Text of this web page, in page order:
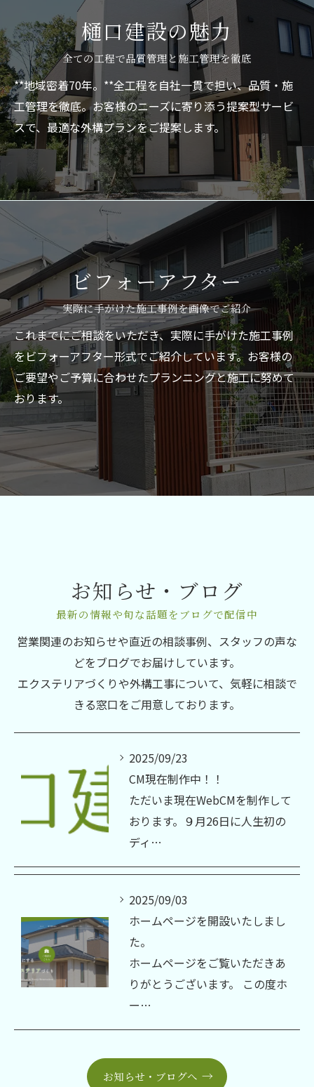
樋口建設の魅力
全ての工程で品質管理と施工管理を徹底
**地域密着70年。**全工程を自社一貫で担い、品質・施
工管理を徹底。お客様のニーズに寄り添う提案型サービ
スで、最適な外構プランをご提案します。
ビフォーアフター
実際に手がけた施工事例を画像でご紹介
これまでにご相談をいただき、実際に手がけた施工事例
をビフォーアフター形式でご紹介しています。お客様の
ご要望やご予算に合わせたプランニングと施工に努めて
おります。
最新の情報や旬な話題をブログで配信中
お知らせ・ブログ
営業関連のお知らせや直近の相談事例、スタッフの声な
どをブログでお届けしています。
エクステリアづくりや外構工事について、気軽に相談で
きる窓口をご用意しております。
2025/09/23
CM現在制作中！！
ただいま現在WebCMを制作して
おります。９月26日に人生初の
ディ…
2025/09/03
ホームページを開設いたしまし
た。
ホームページをご覧いただきあ
りがとうございます。 この度ホ
ー…
お知らせ・ブログへ